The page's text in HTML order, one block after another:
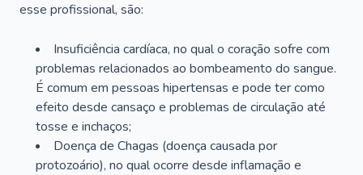
esse profissional, são:
Insuficiência cardíaca, no qual o coração sofre com
problemas relacionados ao bombeamento do sangue.
É comum em pessoas hipertensas e pode ter como
efeito desde cansaço e problemas de circulação até
tosse e inchaços;
Doença de Chagas (doença causada por
protozoário), no qual ocorre desde inflamação e